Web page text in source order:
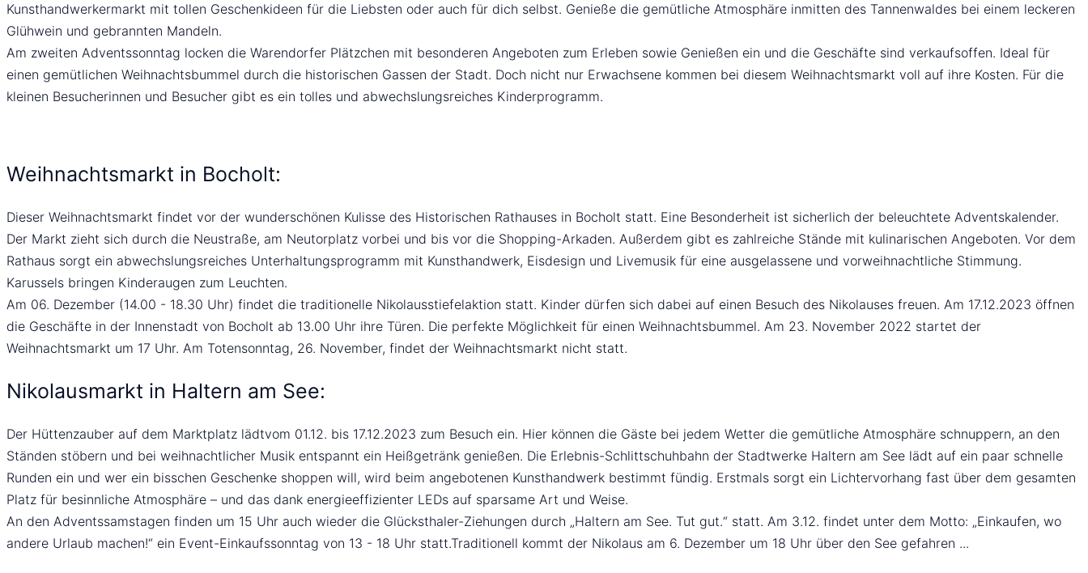
Kunsthandwerkermarkt mit tollen Geschenkideen für die Liebsten oder auch für dich selbst. Genieße die gemütliche Atmosphäre inmitten des Tannenwaldes bei einem leckeren
Glühwein und gebrannten Mandeln.
Am zweiten Adventssonntag locken die Warendorfer Plätzchen mit besonderen Angeboten zum Erleben sowie Genießen ein und die Geschäfte sind verkaufsoffen. Ideal für
einen gemütlichen Weihnachtsbummel durch die historischen Gassen der Stadt. Doch nicht nur Erwachsene kommen bei diesem Weihnachtsmarkt voll auf ihre Kosten. Für die
kleinen Besucherinnen und Besucher gibt es ein tolles und abwechslungsreiches Kinderprogramm.
Weihnachtsmarkt in Bocholt:
Dieser Weihnachtsmarkt findet vor der wunderschönen Kulisse des Historischen Rathauses in Bocholt statt. Eine Besonderheit ist sicherlich der beleuchtete Adventskalender.
Der Markt zieht sich durch die Neustraße, am Neutorplatz vorbei und bis vor die Shopping-Arkaden. Außerdem gibt es zahlreiche Stände mit kulinarischen Angeboten. Vor dem
Rathaus sorgt ein abwechslungsreiches Unterhaltungsprogramm mit Kunsthandwerk, Eisdesign und Livemusik für eine ausgelassene und vorweihnachtliche Stimmung.
Karussels bringen Kinderaugen zum Leuchten.
Am 06. Dezember (14.00 - 18.30 Uhr) findet die traditionelle Nikolausstiefelaktion statt. Kinder dürfen sich dabei auf einen Besuch des Nikolauses freuen. Am 17.12.2023 öffnen
die Geschäfte in der Innenstadt von Bocholt ab 13.00 Uhr ihre Türen. Die perfekte Möglichkeit für einen Weihnachtsbummel. Am 23. November 2022 startet der
Weihnachtsmarkt um 17 Uhr. Am Totensonntag, 26. November, findet der Weihnachtsmarkt nicht statt.
Nikolausmarkt in Haltern am See:
Der Hüttenzauber auf dem Marktplatz lädtvom 01.12. bis 17.12.2023 zum Besuch ein. Hier können die Gäste bei jedem Wetter die gemütliche Atmosphäre schnuppern, an den
Ständen stöbern und bei weihnachtlicher Musik entspannt ein Heißgetränk genießen. Die Erlebnis-Schlittschuhbahn der Stadtwerke Haltern am See lädt auf ein paar schnelle
Runden ein und wer ein bisschen Geschenke shoppen will, wird beim angebotenen Kunsthandwerk bestimmt fündig. Erstmals sorgt ein Lichtervorhang fast über dem gesamten
Platz für besinnliche Atmosphäre – und das dank energieeffizienter LEDs auf sparsame Art und Weise.
An den Adventssamstagen finden um 15 Uhr auch wieder die Glücksthaler-Ziehungen durch „Haltern am See. Tut gut.“ statt. Am 3.12. findet unter dem Motto: „Einkaufen, wo
andere Urlaub machen!“ ein Event-Einkaufssonntag von 13 - 18 Uhr statt.Traditionell kommt der Nikolaus am 6. Dezember um 18 Uhr über den See gefahren ...